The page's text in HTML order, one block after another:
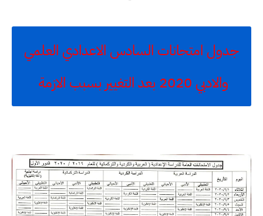
جدول امتحانات السادس الاعدادي العلمي
والادبي 2020 بعد التغيير بسبب الازمة